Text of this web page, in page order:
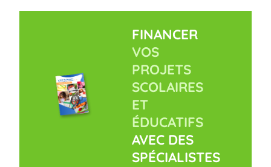
FINANCER
VOS
PROJETS
SCOLAIRES
ET
ÉDUCATIFS
AVEC DES
SPÉCIALISTES